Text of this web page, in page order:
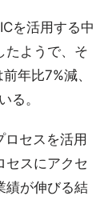
を活用する中
たようで、そ
年比7%減、
る。
セスを活用
セスにアクセ
績が伸びる結